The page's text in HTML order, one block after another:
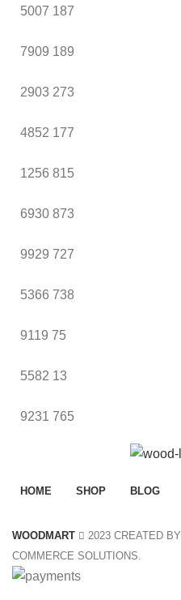
5007 187
7909 189
2903 273
4852 177
1256 815
6930 873
9929 727
5366 738
9119 75
5582 13
9231 765
HOME SHOP BLOG
WOODMART 2023 CREATED BY
COMMERCE SOLUTIONS.